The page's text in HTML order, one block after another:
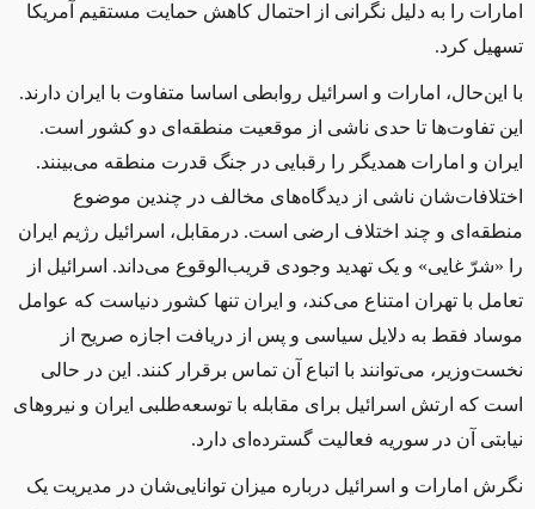
امارات را به دلیل نگرانی از احتمال کاهش حمایت مستقیم آمریکا
تسهیل کرد.
با این‌حال، امارات و اسرائیل روابطی اساسا متفاوت با ایران دارند.
این تفاوت‌ها تا حدی ناشی از موقعیت منطقه‌ای دو کشور است.
ایران و امارات همدیگر را رقبایی در جنگ قدرت منطقه می‌بینند.
اختلافات‌شان ناشی از دیدگاه‌های مخالف در چندین موضوع
منطقه‌ای و چند اختلاف ارضی است. درمقابل، اسرائیل رژیم ایران
را «شرّ غایی» و یک تهدید وجودی قریب‌الوقوع می‌داند. اسرائیل از
تعامل با تهران امتناع می‌کند، و ایران تنها کشور دنیاست که عوامل
موساد فقط به دلایل سیاسی و پس از دریافت اجازه صریح از
نخست‌وزیر، می‌توانند با اتباع آن تماس برقرار کنند. این در حالی
است که ارتش اسرائیل برای مقابله با توسعه‌طلبی ایران و نیروهای
نیابتی آن در سوریه فعالیت گسترده‌ای دارد.
نگرش امارات و اسرائیل درباره میزان توانایی‌شان در مدیریت یک